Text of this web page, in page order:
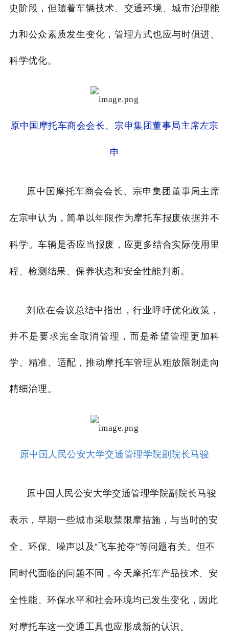
史阶段，但随着车辆技术、交通环境、城市治理能
力和公众素质发生变化，管理方式也应与时俱进、
科学优化。
原中国摩托车商会会长、宗申集团董事局主席左宗
申
原中国摩托车商会会长、宗申集团董事局主席
左宗申认为，简单以年限作为摩托车报废依据并不
科学。车辆是否应当报废，应更多结合实际使用里
程、检测结果、保养状态和安全性能判断。
刘欣在会议总结中指出，行业呼吁优化政策，
并不是要求完全取消管理，而是希望管理更加科
学、精准、适配，推动摩托车管理从粗放限制走向
精细治理。
原中国人民公安大学交通管理学院副院长马骏
原中国人民公安大学交通管理学院副院长马骏
表示，早期一些城市采取禁限摩措施，与当时的安
全、环保、噪声以及“飞车抢夺”等问题有关。但不
同时代面临的问题不同，今天摩托车产品技术、安
全性能、环保水平和社会环境均已发生变化，因此
对摩托车这一交通工具也应形成新的认识。